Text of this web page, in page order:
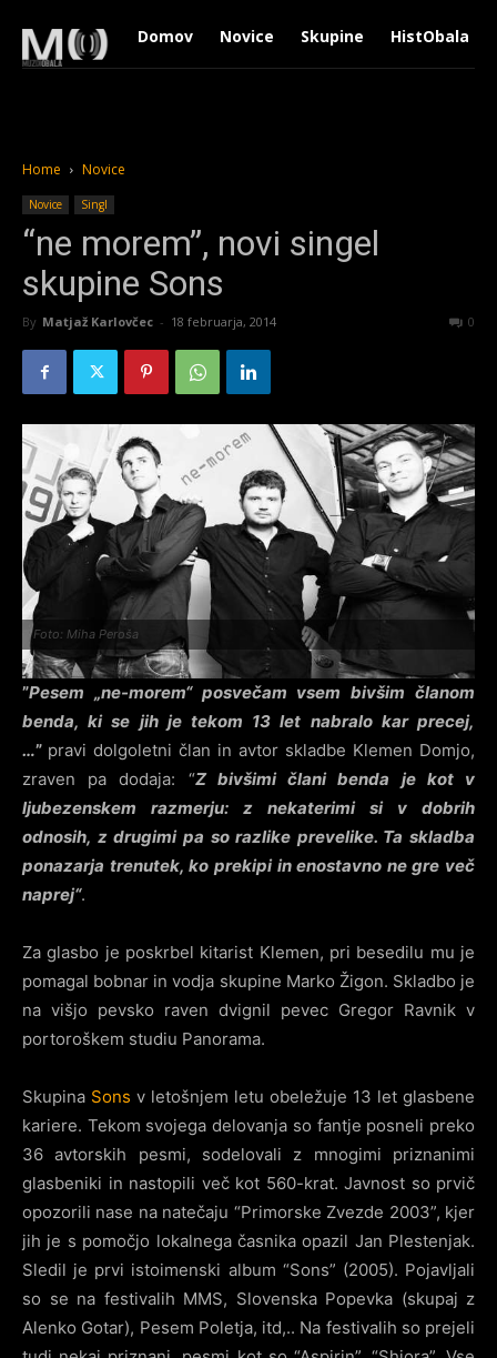
Domov Novice Skupine HistObala
Home Novice
Novice Singl
“ne morem”, novi singel
skupine Sons
By Matjaž Karlovčec - 18 februarja, 2014 0
Foto: Miha Peroša
”Pesem „ne-morem“ posvečam vsem bivšim članom
benda, ki se jih je tekom 13 let nabralo kar precej,
…” pravi dolgoletni član in avtor skladbe Klemen Domjo,
zraven pa dodaja: “Z bivšimi člani benda je kot v
ljubezenskem razmerju: z nekaterimi si v dobrih
odnosih, z drugimi pa so razlike prevelike. Ta skladba
ponazarja trenutek, ko prekipi in enostavno ne gre več
naprej“.
Za glasbo je poskrbel kitarist Klemen, pri besedilu mu je
pomagal bobnar in vodja skupine Marko Žigon. Skladbo je
na višjo pevsko raven dvignil pevec Gregor Ravnik v
portoroškem studiu Panorama.
Skupina Sons v letošnjem letu obeležuje 13 let glasbene
kariere. Tekom svojega delovanja so fantje posneli preko
36 avtorskih pesmi, sodelovali z mnogimi priznanimi
glasbeniki in nastopili več kot 560-krat. Javnost so prvič
opozorili nase na natečaju “Primorske Zvezde 2003”, kjer
jih je s pomočjo lokalnega časnika opazil Jan Plestenjak.
Sledil je prvi istoimenski album “Sons” (2005). Pojavljali
so se na festivalih MMS, Slovenska Popevka (skupaj z
Alenko Gotar), Pesem Poletja, itd,.. Na festivalih so prejeli